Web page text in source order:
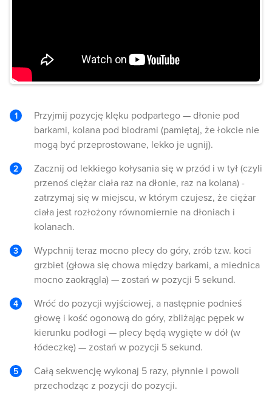
Przyjmij pozycję klęku podpartego — dłonie pod
barkami, kolana pod biodrami (pamiętaj, że łokcie nie
mogą być przeprostowane, lekko je ugnij).
Zacznij od lekkiego kołysania się w przód i w tył (czyli
przenoś ciężar ciała raz na dłonie, raz na kolana) -
zatrzymaj się w miejscu, w którym czujesz, że ciężar
ciała jest rozłożony równomiernie na dłoniach i
kolanach.
Wypchnij teraz mocno plecy do góry, zrób tzw. koci
grzbiet (głowa się chowa między barkami, a miednica
mocno zaokrągla) — zostań w pozycji 5 sekund.
Wróć do pozycji wyjściowej, a następnie podnieś
głowę i kość ogonową do góry, zbliżając pępek w
kierunku podłogi — plecy będą wygięte w dół (w
łódeczkę) — zostań w pozycji 5 sekund.
Całą sekwencję wykonaj 5 razy, płynnie i powoli
przechodząc z pozycji do pozycji.